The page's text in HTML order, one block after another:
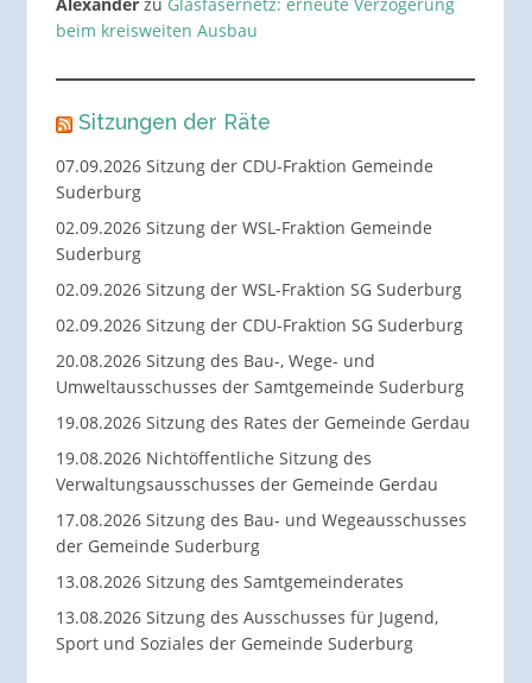
beim kreisweiten Ausbau
Sitzungen der Räte
07.09.2026 Sitzung der CDU-Fraktion Gemeinde
Suderburg
02.09.2026 Sitzung der WSL-Fraktion Gemeinde
Suderburg
02.09.2026 Sitzung der WSL-Fraktion SG Suderburg
02.09.2026 Sitzung der CDU-Fraktion SG Suderburg
20.08.2026 Sitzung des Bau-, Wege- und
Umweltausschusses der Samtgemeinde Suderburg
19.08.2026 Sitzung des Rates der Gemeinde Gerdau
19.08.2026 Nichtöffentliche Sitzung des
Verwaltungsausschusses der Gemeinde Gerdau
17.08.2026 Sitzung des Bau- und Wegeausschusses
der Gemeinde Suderburg
13.08.2026 Sitzung des Samtgemeinderates
13.08.2026 Sitzung des Ausschusses für Jugend,
Sport und Soziales der Gemeinde Suderburg